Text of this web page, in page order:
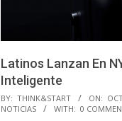
Latinos Lanzan En
Inteligente
2014-
10-
BY: THINK&START ON:
NOTICIAS
WITH: 0